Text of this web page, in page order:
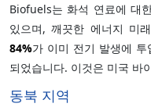
Biofuels는 화석 연료에 대
있으며, 깨끗한 에너지 미
84%가 이미 전기 발생에
되었습니다. 이것은 미국 바
동북 지역